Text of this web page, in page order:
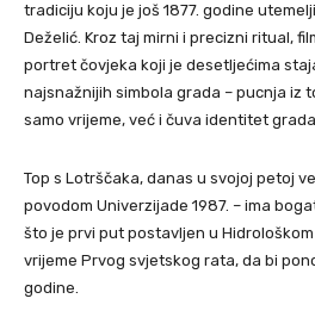
tradiciju koju je još 1877. godine
Deželić. Kroz taj mirni i precizni ritual,
portret čovjeka koji je desetljećima
najsnažnijih simbola grada – pucnja iz
samo vrijeme, već i čuva identitet
Top s Lotrščaka, danas u svojoj petoj
povodom Univerzijade 1987. – ima
što je prvi put postavljen u
vrijeme Prvog svjetskog rata, da bi
godine.